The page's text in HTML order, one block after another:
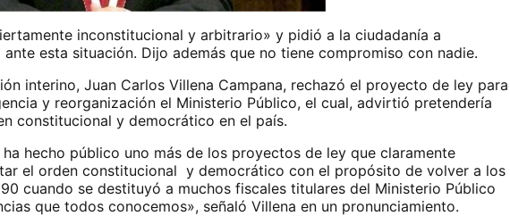
inconstitucional y arbitrario» y pidió a la ciudadanía a
ante esta situación. Dijo además que no tiene compromiso con nadie.
interino, Juan Carlos Villena Campana, rechazó el proyecto de ley para
y reorganización el Ministerio Público, el cual, advirtió pretendería
constitucional y democrático en el país.
ha hecho público uno más de los proyectos de ley que claramente
el orden constitucional y democrático con el propósito de volver a los
cuando se destituyó a muchos fiscales titulares del Ministerio Público
que todos conocemos», señaló Villena en un pronunciamiento.